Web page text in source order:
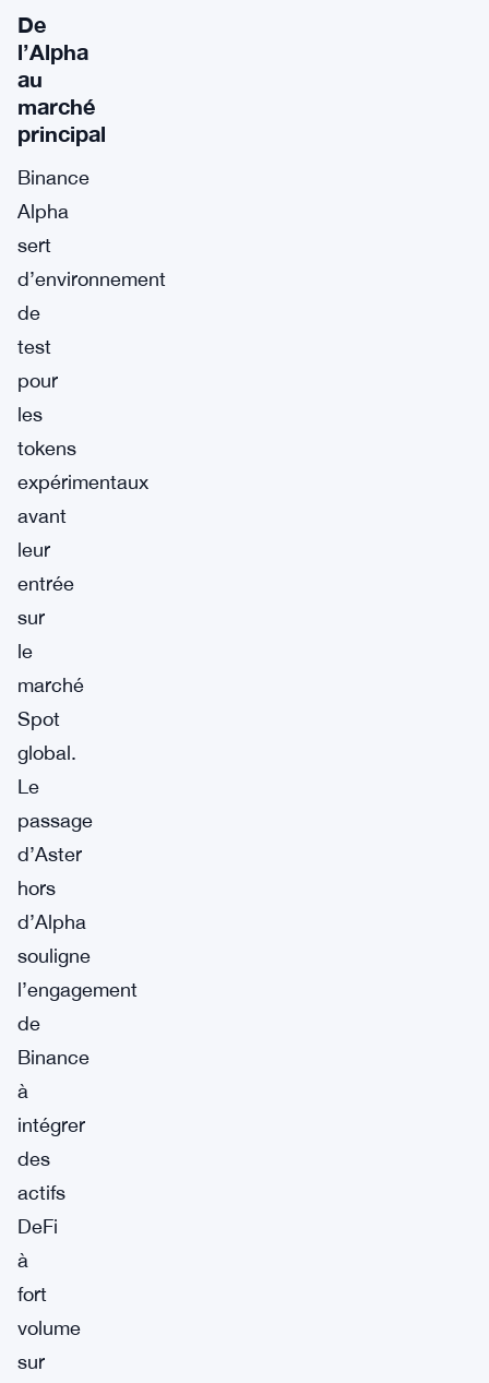
De
l’Alpha
au
marché
principal
Binance
Alpha
sert
d’environnement
de
test
pour
les
tokens
expérimentaux
avant
leur
entrée
sur
le
marché
Spot
global.
Le
passage
d’Aster
hors
d’Alpha
souligne
l’engagement
de
Binance
à
intégrer
des
actifs
DeFi
à
fort
volume
sur